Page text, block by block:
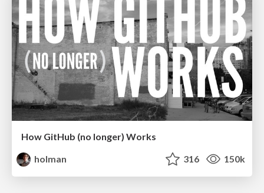
How GitHub (no longer) Works
holman
316 150k